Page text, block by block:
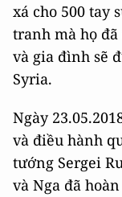
xá cho 500 tay
tranh mà họ
và gia đình sẽ
Syria.
Ngày
và điều hành
tướng Sergei
và Nga đã